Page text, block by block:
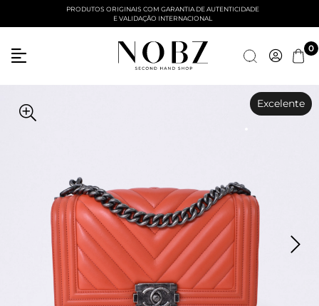
PRODUTOS ORIGINAIS COM GARANTIA DE AUTENTICIDADE
E VALIDAÇÃO INTERNACIONAL
0
Excelente